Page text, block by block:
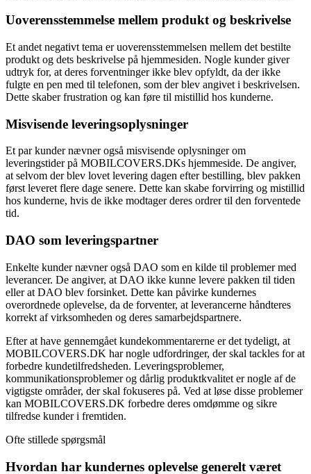
Uoverensstemmelse mellem produkt og beskrivelse
Et andet negativt tema er uoverensstemmelsen mellem det bestilte
produkt og dets beskrivelse på hjemmesiden. Nogle kunder giver
udtryk for, at deres forventninger ikke blev opfyldt, da der ikke
fulgte en pen med til telefonen, som der blev angivet i beskrivelsen.
Dette skaber frustration og kan føre til mistillid hos kunderne.
Misvisende leveringsoplysninger
Et par kunder nævner også misvisende oplysninger om
leveringstider på MOBILCOVERS.DKs hjemmeside. De angiver,
at selvom der blev lovet levering dagen efter bestilling, blev pakken
først leveret flere dage senere. Dette kan skabe forvirring og mistillid
hos kunderne, hvis de ikke modtager deres ordrer til den forventede
tid.
DAO som leveringspartner
Enkelte kunder nævner også DAO som en kilde til problemer med
leverancer. De angiver, at DAO ikke kunne levere pakken til tiden
eller at DAO blev forsinket. Dette kan påvirke kundernes
overordnede oplevelse, da de forventer, at leverancerne håndteres
korrekt af virksomheden og deres samarbejdspartnere.
Efter at have gennemgået kundekommentarerne er det tydeligt, at
MOBILCOVERS.DK har nogle udfordringer, der skal tackles for at
forbedre kundetilfredsheden. Leveringsproblemer,
kommunikationsproblemer og dårlig produktkvalitet er nogle af de
vigtigste områder, der skal fokuseres på. Ved at løse disse problemer
kan MOBILCOVERS.DK forbedre deres omdømme og sikre
tilfredse kunder i fremtiden.
Ofte stillede spørgsmål
Hvordan har kundernes oplevelse generelt været